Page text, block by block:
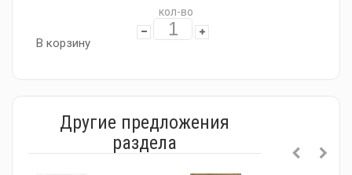
кол-во
В корзину
Другие предложения
раздела